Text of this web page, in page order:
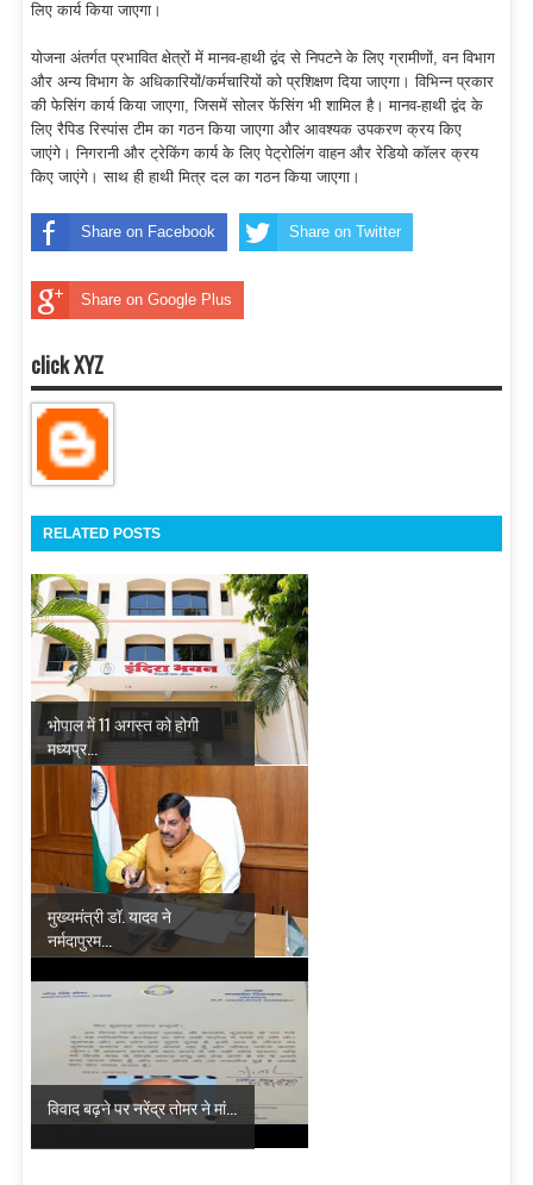
लिए कार्य किया जाएगा।
योजना अंतर्गत प्रभावित क्षेत्रों में मानव-हाथी द्वंद से निपटने के लिए ग्रामीणों, वन विभाग
और अन्य विभाग के अधिकारियों/कर्मचारियों को प्रशिक्षण दिया जाएगा। विभिन्न प्रकार
की फेसिंग कार्य किया जाएगा, जिसमें सोलर फेंसिंग भी शामिल है। मानव-हाथी द्वंद के
लिए रैपिड रिस्पांस टीम का गठन किया जाएगा और आवश्यक उपकरण क्रय किए
जाएंगे। निगरानी और ट्रेकिंग कार्य के लिए पेट्रोलिंग वाहन और रेडियो कॉलर क्रय
किए जाएंगे। साथ ही हाथी मित्र दल का गठन किया जाएगा।
Share on Facebook Share on Twitter
Share on Google Plus
click XYZ
RELATED POSTS
भोपाल में 11 अगस्त को होगी
मध्यप्र...
मुख्यमंत्री डॉ. यादव ने
नर्मदापुरम...
विवाद बढ़ने पर नरेंद्र तोमर ने मां...